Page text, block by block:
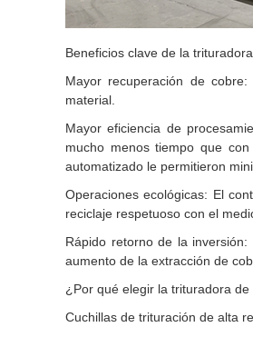
Beneficios clave de la
Mayor recuperación de
material.
Mayor eficiencia de
mucho menos tiempo que
automatizado le permitieron
Operaciones ecológicas: El
reciclaje respetuoso con el
Rápido retorno de la
aumento de la extracción de
¿Por qué elegir la trituradora
Cuchillas de trituración de alta